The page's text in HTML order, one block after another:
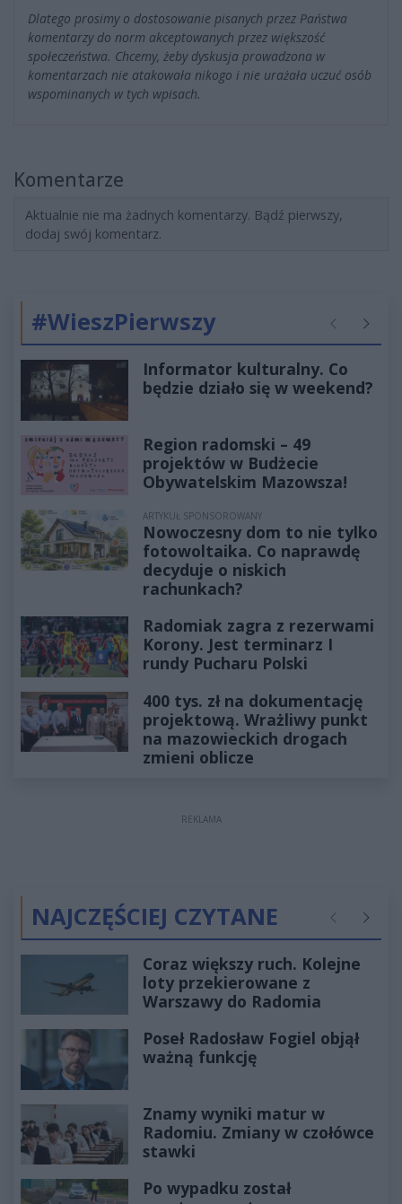
Dlatego prosimy o dostosowanie pisanych przez Państwa
komentarzy do norm akceptowanych przez większość
społeczeństwa. Chcemy, żeby dyskusja prowadzona w
komentarzach nie atakowała nikogo i nie urażała uczuć osób
wspominanych w tych wpisach.
Komentarze
Aktualnie nie ma żadnych komentarzy. Bądź pierwszy,
dodaj swój komentarz.
#WieszPierwszy Poprzednie
Informator kulturalny. Co
będzie działo się w weekend?
Region radomski – 49
projektów w Budżecie
Obywatelskim Mazowsza!
ARTYKUŁ SPONSOROWANY
Nowoczesny dom to nie tylko
fotowoltaika. Co naprawdę
decyduje o niskich
rachunkach?
Radomiak zagra z rezerwami
Korony. Jest terminarz I
rundy Pucharu Polski
400 tys. zł na dokumentację
projektową. Wrażliwy punkt
na mazowieckich drogach
zmieni oblicze
REKLAMA
NAJCZĘŚCIEJ CZYTANE Poprzednie
Coraz większy ruch. Kolejne
loty przekierowane z
Warszawy do Radomia
Poseł Radosław Fogiel objął
ważną funkcję
Znamy wyniki matur w
Radomiu. Zmiany w czołówce
stawki
Po wypadku został